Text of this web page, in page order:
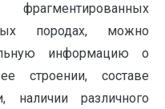
породах, можно
информацию о
строении, составе
наличии различного